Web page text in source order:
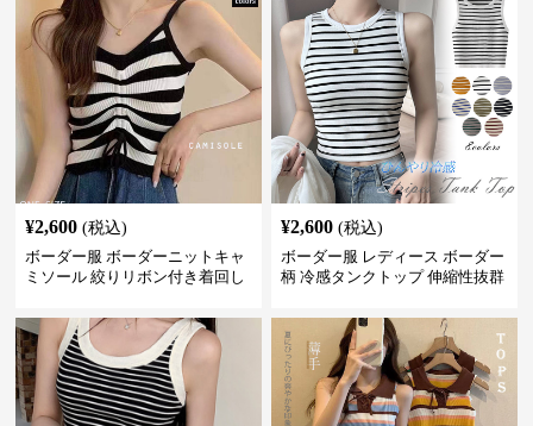
¥2,600 (税込)
ボーダー服 ボーダーニットキャ
ミソール 絞りリボン付き着回し
¥2,600 (税込)
ボーダー服 レディース ボーダー
柄 冷感タンクトップ 伸縮性抜群